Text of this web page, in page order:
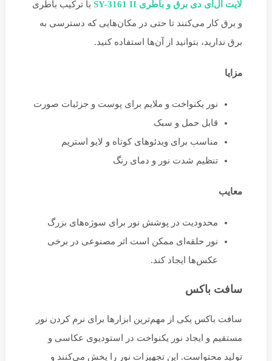
لایت ال‌ای دی برق و باطری SY-3161 II
با ترکیب باطری
و برق کار می‌کنند تا حتی در مکان‌هایی که دسترسی به
برق ندارید، بتوانید از آن‌ها استفاده کنید.
مزایا
نور یکنواخت و ملایم برای پوست و جزئیات صورت
قابل حمل و سبک
مناسب برای ویدئوهای کوتاه و لایو استریم
تنظیم شدت نور و دمای رنگ
معایب
محدودیت در پوشش نور برای سوژه‌های بزرگ
نور حلقه‌ای ممکن است اثر مصنوعی در برخی
عکس‌ها ایجاد کند.
سافت باکس
سافت باکس یکی از مهم‌ترین ابزارها برای نرم کردن نور
مستقیم و ایجاد نور یکنواخت در استودیوی عکاسی و
تولید محتواست. این تجهیزات نور را پخش می‌کنند و